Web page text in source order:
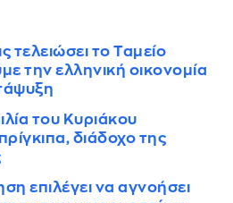
τελειώσει το Ταμείο
την ελληνική οικονομία
του Κυριάκου
διάδοχο της
επιλέγει να αγνοήσει